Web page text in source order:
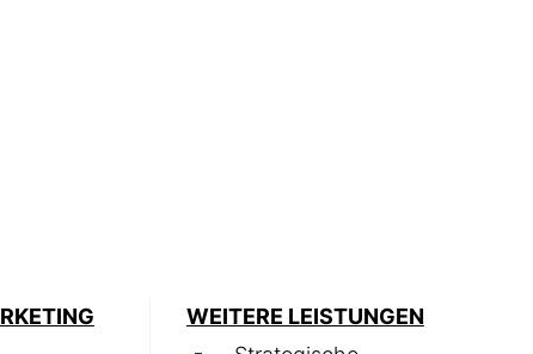
WEITERE LEISTUNGEN